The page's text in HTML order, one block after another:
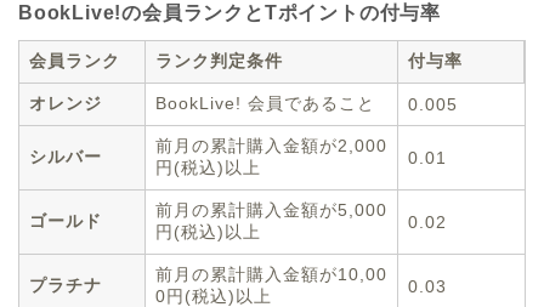
BookLive!の会員ランクとTポイントの付与率
会員ランク ランク判定条件 付与率
オレンジ BookLive! 会員であること 0.005
シルバー
前月の累計購入金額が2,000
円(税込)以上
0.01
ゴールド
前月の累計購入金額が5,000
円(税込)以上
0.02
プラチナ
前月の累計購入金額が10,00
0円(税込)以上
0.03